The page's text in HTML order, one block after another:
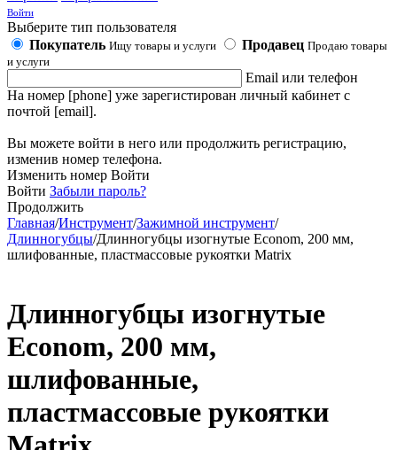
Войти
Выберите тип пользователя
Покупатель Ищу товары и услуги Продавец Продаю товары
и услуги
Email или телефон
На номер [phone] уже зарегистирован личный кабинет с
почтой [email].
Вы можете войти в него или продолжить регистрацию,
изменив номер телефона.
Изменить номер Войти
Войти Забыли пароль?
Продолжить
Главная/Инструмент/Зажимной инструмент/
Длинногубцы/Длинногубцы изогнутые Econom, 200 мм,
шлифованные, пластмассовые рукоятки Matrix
Длинногубцы изогнутые
Econom, 200 мм,
шлифованные,
пластмассовые рукоятки